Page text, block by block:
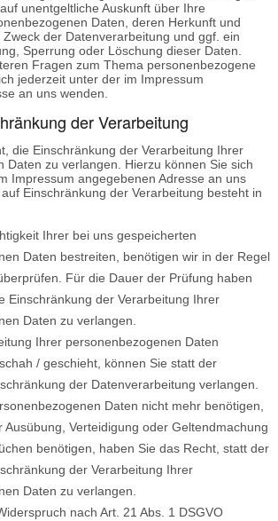
unentgeltliche Auskunft über Ihre
Daten, deren Herkunft und
der Datenverarbeitung und ggf. ein
Sperrung oder Löschung dieser Daten.
Fragen zum Thema personenbezogene
jederzeit unter der im Impressum
an uns wenden.
der Verarbeitung
die Einschränkung der Verarbeitung Ihrer
Daten zu verlangen. Hierzu können Sie sich
Impressum angegebenen Adresse an uns
Einschränkung der Verarbeitung besteht in
Ihrer bei uns gespeicherten
Daten bestreiten, benötigen wir in der Regel
Für die Dauer der Prüfung haben
Einschränkung der Verarbeitung Ihrer
Daten zu verlangen.
Ihrer personenbezogenen Daten
/ geschieht, können Sie statt der
der Datenverarbeitung verlangen.
Daten nicht mehr benötigen,
Ausübung, Verteidigung oder Geltendmachung
benötigen, haben Sie das Recht, statt der
der Verarbeitung Ihrer
Daten zu verlangen.
nach Art. 21 Abs. 1 DSGVO